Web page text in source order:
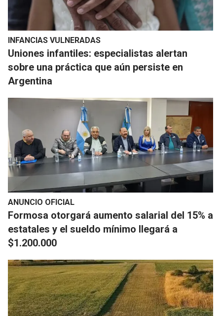
INFANCIAS VULNERADAS
Uniones infantiles: especialistas alertan
sobre una práctica que aún persiste en
Argentina
ANUNCIO OFICIAL
Formosa otorgará aumento salarial del 15% a
estatales y el sueldo mínimo llegará a
$1.200.000